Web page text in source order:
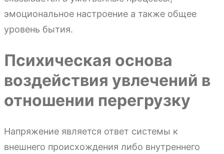
эмоциональное настроение а также общее
уровень бытия.
Психическая основа
воздействия увлечений в
отношении перегрузку
Напряжение является ответ системы к
внешнего происхождения либо внутреннего